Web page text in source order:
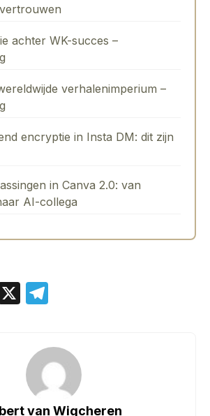
achter WK-succes –
verhalenimperium –
encryptie in Insta DM: dit zijn
in Canva 2.0: van
AI-collega
X
gr
a
m
van Wigcheren